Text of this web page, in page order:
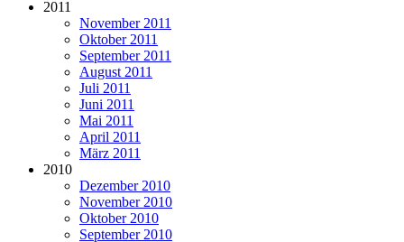
2011
November 2011
Oktober 2011
September 2011
August 2011
Juli 2011
Juni 2011
Mai 2011
April 2011
März 2011
2010
Dezember 2010
November 2010
Oktober 2010
September 2010